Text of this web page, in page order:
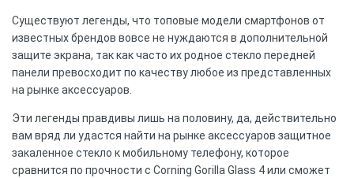
Существуют легенды, что топовые модели смартфонов от
известных брендов вовсе не нуждаются в дополнительной
защите экрана, так как часто их родное стекло передней
панели превосходит по качеству любое из представленных
на рынке аксессуаров.
Эти легенды правдивы лишь на половину, да, действительно
вам вряд ли удастся найти на рынке аксессуаров защитное
закаленное стекло к мобильному телефону, которое
сравнится по прочности с Corning Gorilla Glass 4 или сможет